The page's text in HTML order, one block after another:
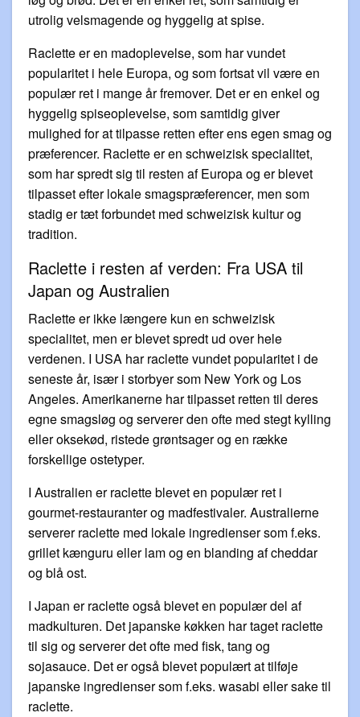
utrolig velsmagende og hyggelig at spise.
Raclette er en madoplevelse, som har vundet
popularitet i hele Europa, og som fortsat vil være en
populær ret i mange år fremover. Det er en enkel og
hyggelig spiseoplevelse, som samtidig giver
mulighed for at tilpasse retten efter ens egen smag og
præferencer. Raclette er en schweizisk specialitet,
som har spredt sig til resten af Europa og er blevet
tilpasset efter lokale smagspræferencer, men som
stadig er tæt forbundet med schweizisk kultur og
tradition.
Raclette i resten af verden: Fra USA til
Japan og Australien
Raclette er ikke længere kun en schweizisk
specialitet, men er blevet spredt ud over hele
verdenen. I USA har raclette vundet popularitet i de
seneste år, især i storbyer som New York og Los
Angeles. Amerikanerne har tilpasset retten til deres
egne smagsløg og serverer den ofte med stegt kylling
eller oksekød, ristede grøntsager og en række
forskellige ostetyper.
I Australien er raclette blevet en populær ret i
gourmet-restauranter og madfestivaler. Australierne
serverer raclette med lokale ingredienser som f.eks.
grillet kænguru eller lam og en blanding af cheddar
og blå ost.
I Japan er raclette også blevet en populær del af
madkulturen. Det japanske køkken har taget raclette
til sig og serverer det ofte med fisk, tang og
sojasauce. Det er også blevet populært at tilføje
japanske ingredienser som f.eks. wasabi eller sake til
raclette.